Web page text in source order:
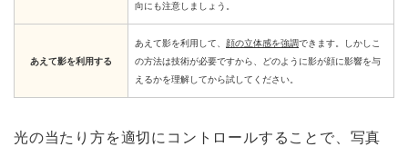
向にも注意しましょう。
あえて影を利用する
あえて影を利用して、 顔の立体感を強調できます。しかしこ
の方法は技術が必要ですから、どのように影が顔に影響を与
えるかを理解してから試してください。
光の当たり方を適切にコントロールすることで、写真